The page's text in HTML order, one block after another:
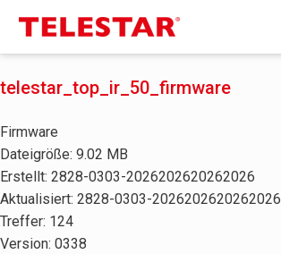
telestar_top_ir_50_firmware
Firmware
Dateigröße: 9.02 MB
Erstellt: 2828-0303-2026202620262026
Aktualisiert: 2828-0303-2026202620262026
Treffer: 124
Version: 0338